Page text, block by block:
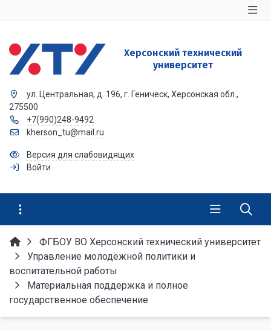
Херсонский технический
университет
ул. Центральная, д. 196, г. Геническ, Херсонская обл.,
275500
+7(990)248-9492
kherson_tu@mail.ru
Версия для слабовидящих
Войти
ФГБОУ ВО Херсонский технический университет
Управление молодёжной политики и
воспитательной работы
Материальная поддержка и полное
государственное обеспечение